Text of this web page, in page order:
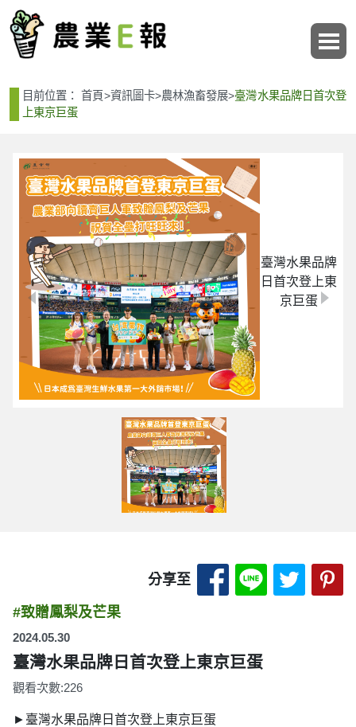
目前位置：首頁>資訊圖卡>農林漁畜發展>臺灣水果品牌日首次登
上東京巨蛋
臺灣水果品牌
日首次登上東
京巨蛋
分享至 分享至 Facebook-
分享至分享
#致贈鳳梨及芒果
2024.05.30
臺灣水果品牌日首次登上東京巨蛋
觀看次數:226
►臺灣水果品牌日首次登上東京巨蛋